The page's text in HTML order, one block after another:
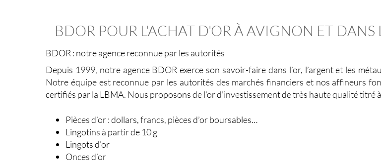
BDOR POUR L'ACHAT D'OR À AVIGNON ET DANS
BDOR : notre agence reconnue par les autorités
Depuis 1999, notre agence BDOR exerce son savoir-faire dans l’or, l’argent et les
Notre équipe est reconnue par les autorités des marchés financiers et nos affineurs
certifiés par la LBMA. Nous proposons de l’or d’investissement de très haute qualité titré
Pièces d’or : dollars, francs, pièces d’or boursables…
Lingotins à partir de 10 g
Lingots d’or
Onces d’or